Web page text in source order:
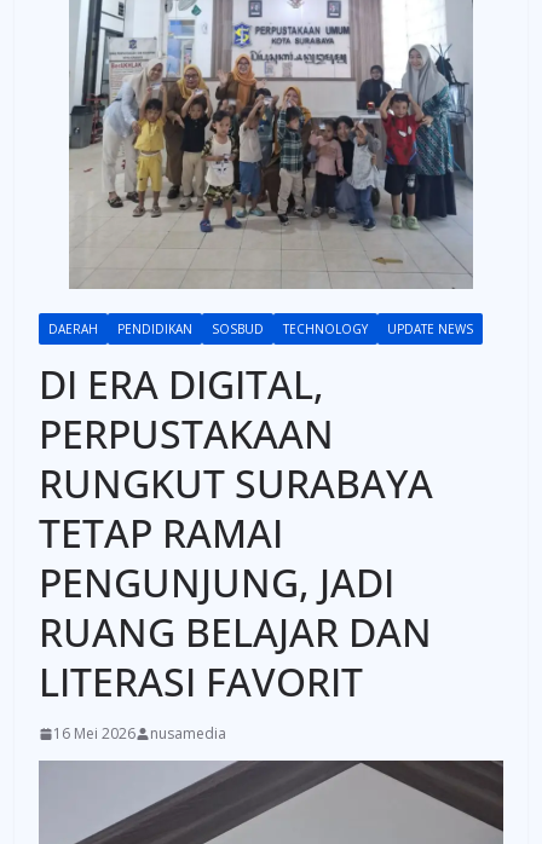
DAERAH PENDIDIKAN SOSBUD TECHNOLOGY UPDATE NEWS
DI ERA DIGITAL,
PERPUSTAKAAN
RUNGKUT SURABAYA
TETAP RAMAI
PENGUNJUNG, JADI
RUANG BELAJAR DAN
LITERASI FAVORIT
16 Mei 2026 nusamedia